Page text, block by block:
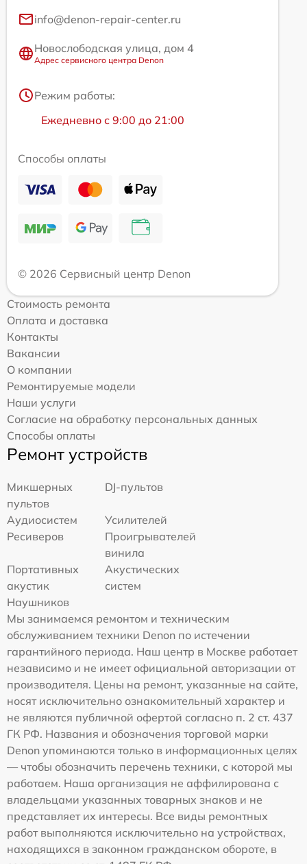
info@denon-repair-center.ru
Новослободская улица, дом 4
Адрес сервисного центра Denon
Режим работы:
Ежедневно с 9:00 до 21:00
Способы оплаты
© 2026 Сервисный центр Denon
Стоимость ремонта
Оплата и доставка
Контакты
Вакансии
О компании
Ремонтируемые модели
Наши услуги
Согласие на обработку персональных данных
Способы оплаты
Ремонт устройств
Микшерных
пультов
DJ-пультов
Аудиосистем
Усилителей
Ресиверов
Проигрывателей
винила
Портативных
акустик
Акустических
систем
Наушников
Мы занимаемся ремонтом и техническим
обслуживанием техники Denon по истечении
гарантийного периода. Наш центр в Москве работает
независимо и не имеет официальной авторизации от
производителя. Цены на ремонт, указанные на сайте,
носят исключительно ознакомительный характер и
не являются публичной офертой согласно п. 2 ст. 437
ГК РФ. Названия и обозначения торговой марки
Denon упоминаются только в информационных целях
— чтобы обозначить перечень техники, с которой мы
работаем. Наша организация не аффилирована с
владельцами указанных товарных знаков и не
представляет их интересы. Все виды ремонтных
работ выполняются исключительно на устройствах,
находящихся в законном гражданском обороте, в